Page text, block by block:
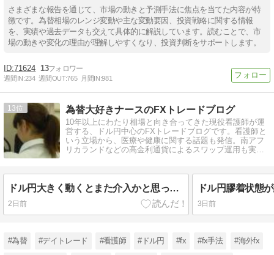
さまざまな報告を通じて、市場の動きと予測手法に焦点を当てた内容が特
徴です。為替相場のレンジ変動や主な変動要因、投資戦略に関する情報
を、実績や過去データも交えて具体的に解説しています。読むことで、市
場の動きや変化の理由が理解しやすくなり、投資判断をサポートします。
71624 13
週間IN:234 週間OUT:765 月間IN:981
13 為替大好きナースのFXトレードブログ
10年以上にわたり相場と向き合ってきた現役看護師が運
営する、ドル円中心のFXトレードブログです。看護師と
いう立場から、医療や健康に関する話題も発信。南アフ
リカランドなどの高金利通貨によるスワップ運用も実践
ドル円大きく動くとまた介入かと思ってしまうのです
2日前
ドル円膠着状態
3日前
#為替 #デイトレード #看護師 #ドル円 #fx #fx手法 #海外fx